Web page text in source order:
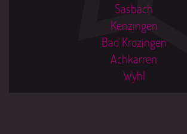
Sasbach
Kenzingen
Bad Krozingen
Achkarren
Wyhl